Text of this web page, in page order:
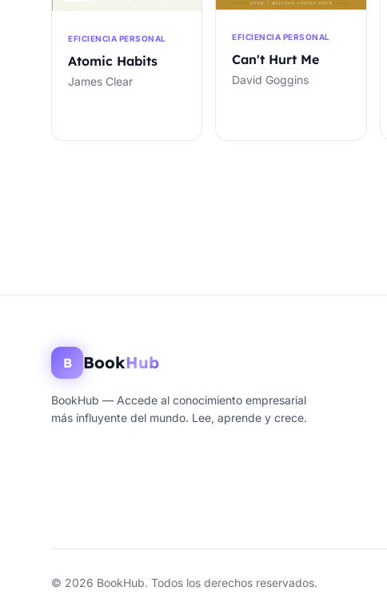
EFICIENCIA PERSONAL
Atomic Habits
James Clear
EFICIENCIA PERSONAL
Can't Hurt Me
David Goggins
B BookHub
BookHub — Accede al conocimiento empresarial
más influyente del mundo. Lee, aprende y crece.
© 2026 BookHub. Todos los derechos reservados.